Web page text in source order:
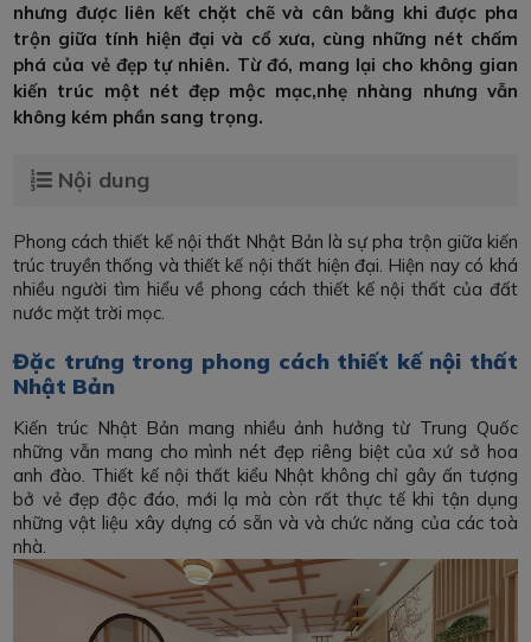
nhưng được liên kết chặt chẽ và cân bằng khi được pha
trộn giữa tính hiện đại và cổ xưa, cùng những nét chấm
phá của vẻ đẹp tự nhiên. Từ đó, mang lại cho không gian
kiến trúc một nét đẹp mộc mạc,nhẹ nhàng nhưng vẫn
không kém phần sang trọng.
Nội dung
Phong cách thiết kế nội thất Nhật Bản là sự pha trộn giữa kiến
trúc truyền thống và thiết kế nội thất hiện đại. Hiện nay có khá
nhiều người tìm hiểu về phong cách thiết kế nội thất của đất
nước mặt trời mọc.
Đặc trưng trong phong cách thiết kế nội thất
Nhật Bản
Kiến trúc Nhật Bản mang nhiều ảnh hưởng từ Trung Quốc
những vẫn mang cho mình nét đẹp riêng biệt của xứ sở hoa
anh đào. Thiết kế nội thất kiểu Nhật không chỉ gây ấn tượng
bở vẻ đẹp độc đáo, mới lạ mà còn rất thực tế khi tận dụng
những vật liệu xây dựng có sẵn và và chức năng của các toà
nhà.